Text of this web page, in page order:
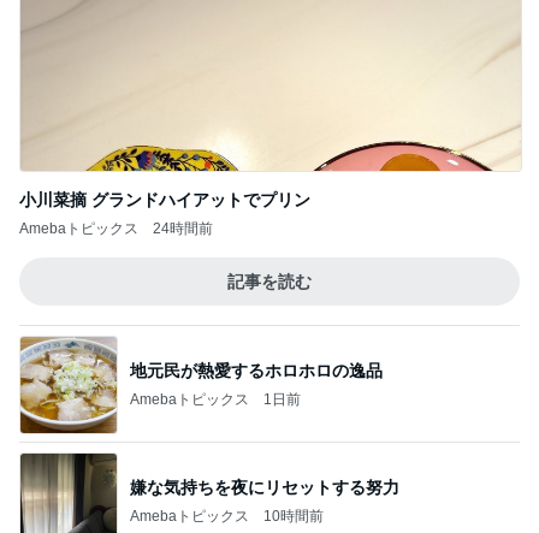
小川菜摘 グランドハイアットでプリン
Amebaトピックス 24時間前
記事を読む
地元民が熱愛するホロホロの逸品
Amebaトピックス 1日前
嫌な気持ちを夜にリセットする努力
Amebaトピックス 10時間前